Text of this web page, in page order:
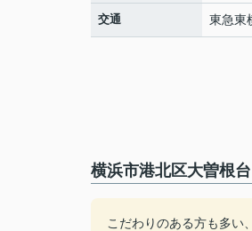
交通 東急東
横浜市港北区大曽根
こだわりのある方も多い